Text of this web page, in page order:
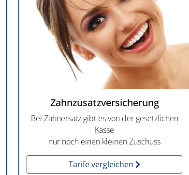
Zahnzusatzversicherung
Bei Zahnersatz gibt es von der gesetzlichen
Kasse
nur noch einen kleinen Zuschuss
Tarife vergleichen